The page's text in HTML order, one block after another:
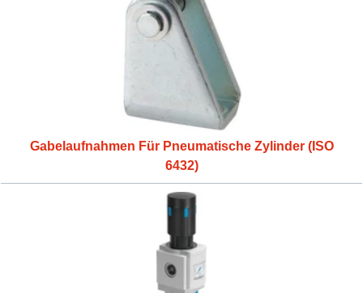
Gabelaufnahmen Für Pneumatische Zylinder (ISO
6432)